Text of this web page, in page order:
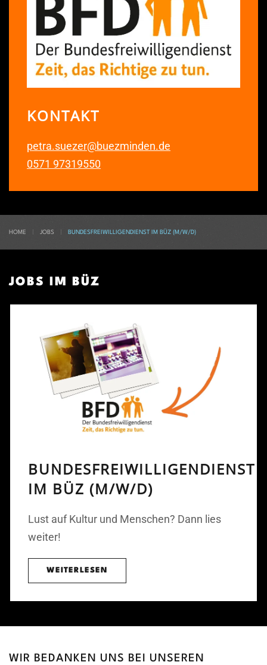
KONTAKT
petra.suezer@buezminden.de
0571 97319550
HOME JOBS BUNDESFREIWILLIGENDIENST IM BÜZ (M/W/D)
JOBS IM BÜZ
BUNDESFREIWILLIGENDIENST
IM BÜZ (M/W/D)
Lust auf Kultur und Menschen? Dann lies
weiter!
WEITERLESEN
WIR BEDANKEN UNS BEI UNSEREN